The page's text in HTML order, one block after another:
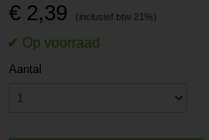
€ 2,39
Aantal